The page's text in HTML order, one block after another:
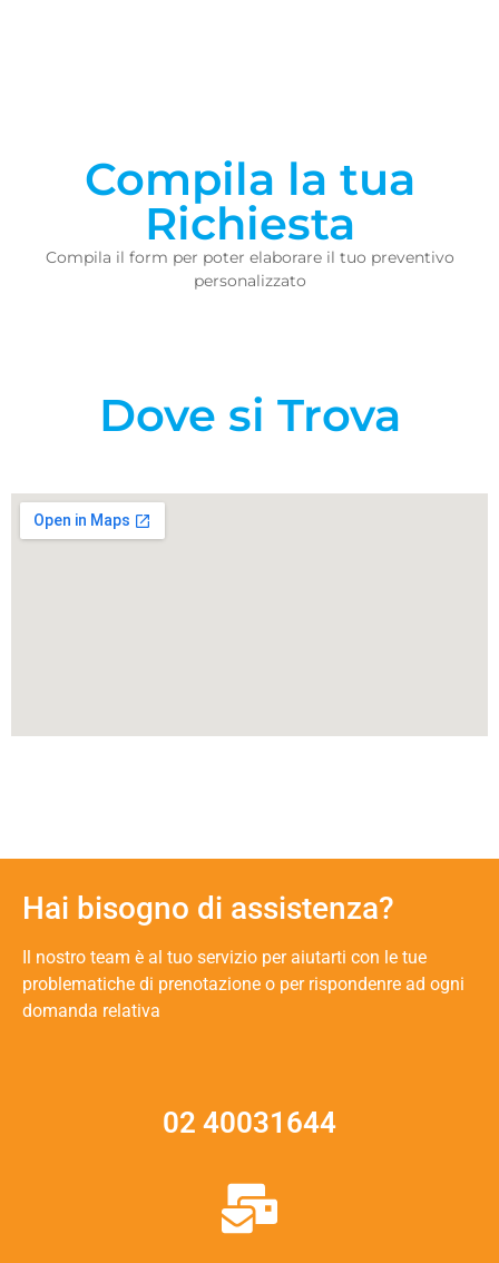
Compila la tua
Richiesta
Compila il form per poter elaborare il tuo preventivo
personalizzato
Dove si Trova
Hai bisogno di assistenza?
Il nostro team è al tuo servizio per aiutarti con le tue
problematiche di prenotazione o per rispondenre ad ogni
domanda relativa
02 40031644